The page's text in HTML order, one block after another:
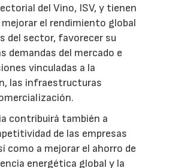
del Vino, ISV, y tienen
el rendimiento global
del sector, favorecer su
demandas del mercado e
vinculadas a la
las infraestructuras
contribuirá también a
de las empresas
como a mejorar el ahorro de
energética global y la